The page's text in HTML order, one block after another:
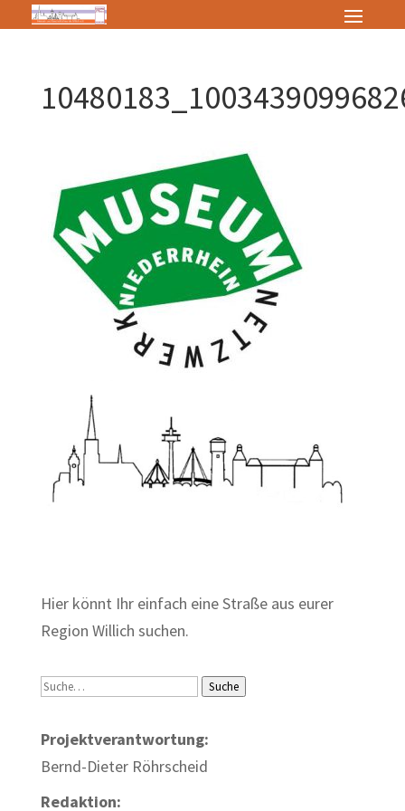
Hier könnt Ihr einfach eine Straße aus eurer
Region Willich suchen.
Suche Suche
Projektverantwortung:
Bernd-Dieter Röhrscheid
Redaktion: